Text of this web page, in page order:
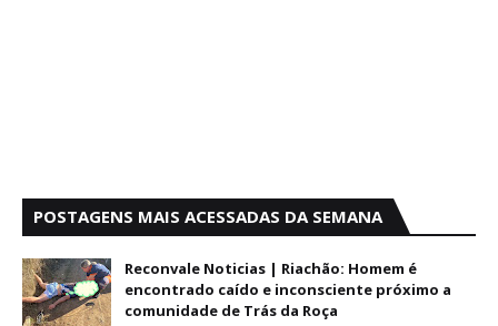
POSTAGENS MAIS ACESSADAS DA SEMANA
Reconvale Noticias | Riachão: Homem é
encontrado caído e inconsciente próximo a
comunidade de Trás da Roça